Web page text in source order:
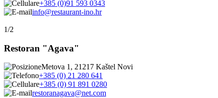
+385 (0)91 593 0343
info@restaurant-ino.hr
1/2
Restoran "Agava"
Metova 1, 21217 Kaštel Novi
+385 (0) 21 280 641
+385 (0) 91 891 0280
restoranagava@net.com